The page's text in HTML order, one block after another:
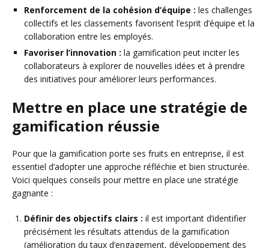
Renforcement de la cohésion d’équipe : les challenges
collectifs et les classements favorisent l’esprit d’équipe et la
collaboration entre les employés.
Favoriser l’innovation : la gamification peut inciter les
collaborateurs à explorer de nouvelles idées et à prendre
des initiatives pour améliorer leurs performances.
Mettre en place une stratégie de
gamification réussie
Pour que la gamification porte ses fruits en entreprise, il est
essentiel d’adopter une approche réfléchie et bien structurée.
Voici quelques conseils pour mettre en place une stratégie
gagnante :
Définir des objectifs clairs : il est important d’identifier
précisément les résultats attendus de la gamification
(amélioration du taux d’engagement, développement des